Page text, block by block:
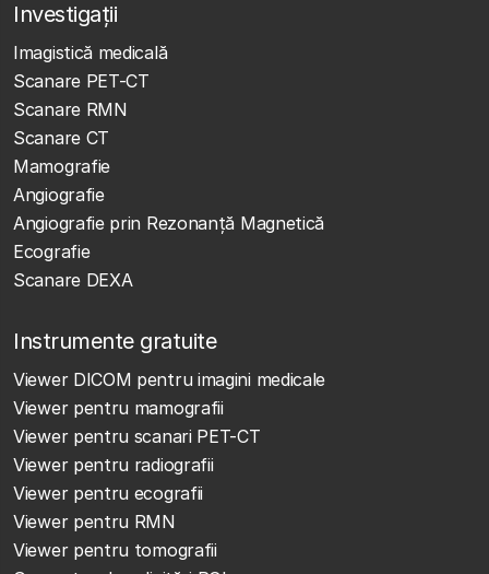
Investigații
Imagistică medicală
Scanare PET-CT
Scanare RMN
Scanare CT
Mamografie
Angiografie
Angiografie prin Rezonanță Magnetică
Ecografie
Scanare DEXA
Instrumente gratuite
Viewer DICOM pentru imagini medicale
Viewer pentru mamografii
Viewer pentru scanari PET-CT
Viewer pentru radiografii
Viewer pentru ecografii
Viewer pentru RMN
Viewer pentru tomografii